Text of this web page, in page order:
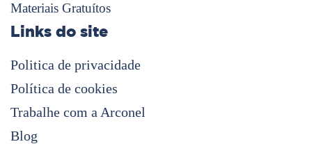
Materiais Gratuítos
Links do site
Politica de privacidade
Política de cookies
Trabalhe com a Arconel
Blog